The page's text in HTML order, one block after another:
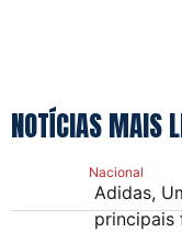
NOTÍCIAS MAIS
Nacional
Adidas,
principais